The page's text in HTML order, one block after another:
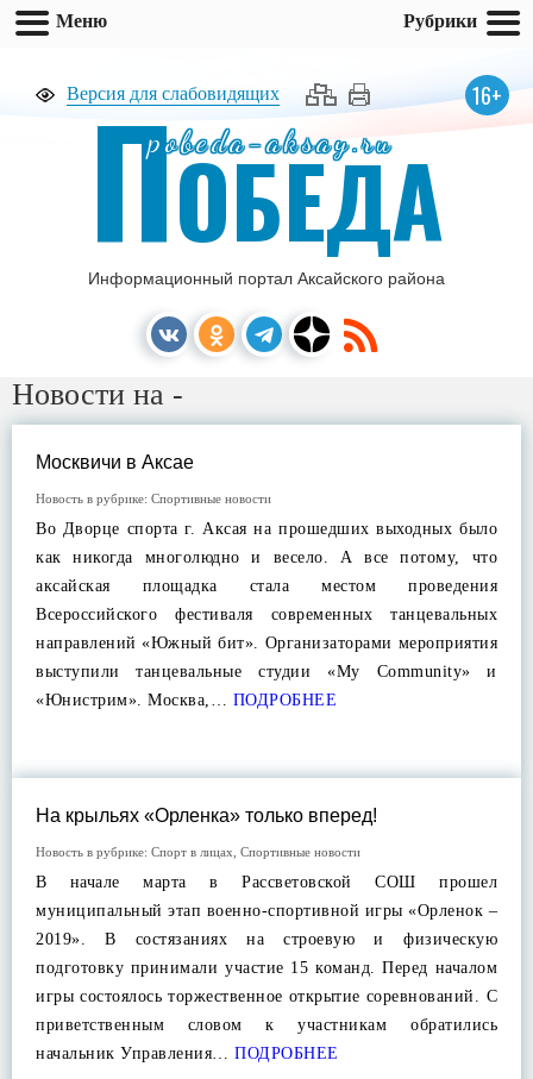
Версия для слабовидящих 16+
pobeda-aksay.ru
ПОБЕДА
Информационный портал Аксайского района
Новости на -
Москвичи в Аксае
Новость в рубрике: Спортивные новости
Во Дворце спорта г. Аксая на прошедших выходных было
как никогда многолюдно и весело. А все потому, что
аксайская площадка стала местом проведения
Всероссийского фестиваля современных танцевальных
направлений «Южный бит». Организаторами мероприятия
выступили танцевальные студии «My Community» и
«Юнистрим». Москва,… ПОДРОБНЕЕ
На крыльях «Орленка» только вперед!
Новость в рубрике: Спорт в лицах Спортивные новости
В начале марта в Рассветовской СОШ прошел
муниципальный этап военно-спортивной игры «Орленок –
2019». В состязаниях на строевую и физическую
подготовку принимали участие 15 команд. Перед началом
игры состоялось торжественное открытие соревнований. С
приветственным словом к участникам обратились
начальник Управления… ПОДРОБНЕЕ
Меню Рубрики